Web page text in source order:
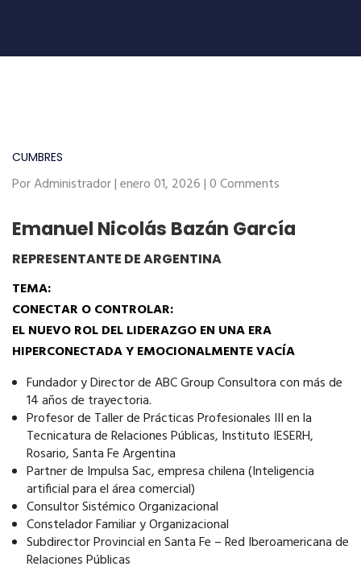
CUMBRES
Por Administrador | enero 01, 2026 | 0 Comments
Emanuel Nicolás Bazán García
REPRESENTANTE DE ARGENTINA
TEMA:
CONECTAR O CONTROLAR:
EL NUEVO ROL DEL LIDERAZGO EN UNA ERA
HIPERCONECTADA Y EMOCIONALMENTE VACÍA
Fundador y Director de ABC Group Consultora con más de
14 años de trayectoria.
Profesor de Taller de Prácticas Profesionales III en la
Tecnicatura de Relaciones Públicas, Instituto IESERH,
Rosario, Santa Fe Argentina
Partner de Impulsa Sac, empresa chilena (Inteligencia
artificial para el área comercial)
Consultor Sistémico Organizacional
Constelador Familiar y Organizacional
Subdirector Provincial en Santa Fe – Red Iberoamericana de
Relaciones Públicas